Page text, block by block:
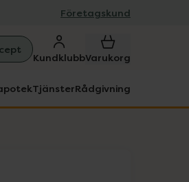
Företagskund
KundklubbVarukorg
TjänsterRådgivning